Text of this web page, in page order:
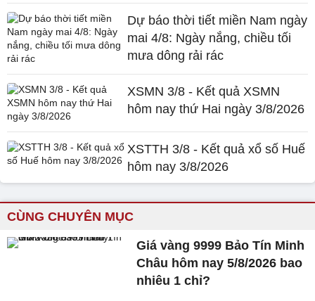
Dự báo thời tiết miền Nam ngày
mai 4/8: Ngày nắng, chiều tối
mưa dông rải rác
XSMN 3/8 - Kết quả XSMN
hôm nay thứ Hai ngày 3/8/2026
XSTTH 3/8 - Kết quả xổ số Huế
hôm nay 3/8/2026
CÙNG CHUYÊN MỤC
Giá vàng 9999 Bảo Tín Minh
Châu hôm nay 5/8/2026 bao
nhiêu 1 chỉ?